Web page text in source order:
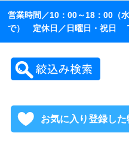
営業時間／10：00～18：00（
で） 定休日／日曜日・祝日
お気に入り登録し